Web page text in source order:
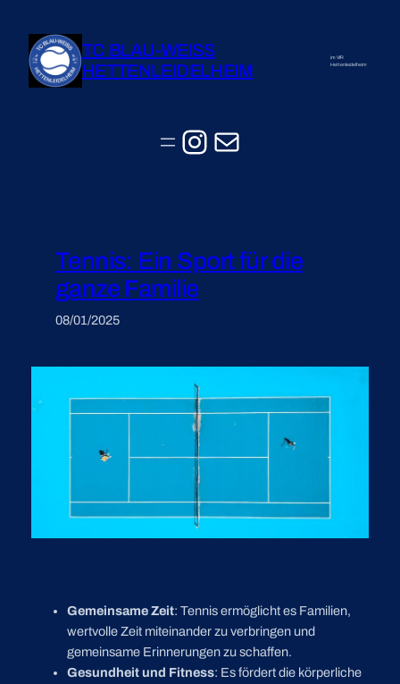
Inhalt
springen
TC BLAU-WEISS
HETTENLEIDELHEIM
im VfR
Hettenleidelheim
Instagram
E-Mail
Tennis: Ein Sport für die
ganze Familie
08/01/2025
Gemeinsame Zeit: Tennis ermöglicht es Familien,
wertvolle Zeit miteinander zu verbringen und
gemeinsame Erinnerungen zu schaffen.
Gesundheit und Fitness: Es fördert die körperliche